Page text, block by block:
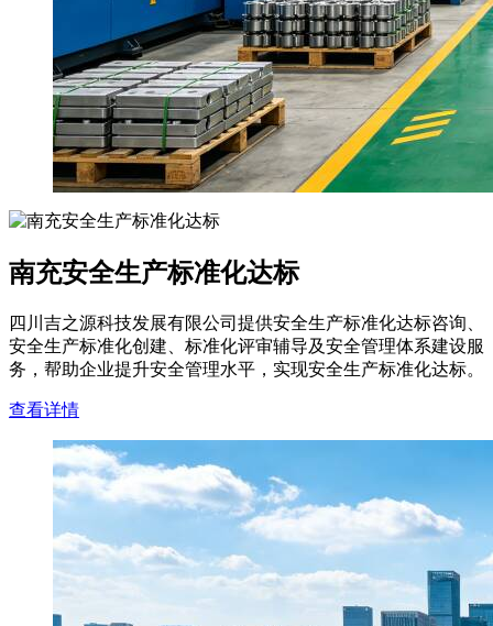
南充安全生产标准化达标
四川吉之源科技发展有限公司提供安全生产标准化达标咨询、
安全生产标准化创建、标准化评审辅导及安全管理体系建设服
务，帮助企业提升安全管理水平，实现安全生产标准化达标。
查看详情